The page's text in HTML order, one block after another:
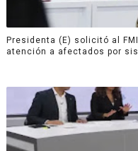
Presidenta (E) solicitó al
atención a afectados por